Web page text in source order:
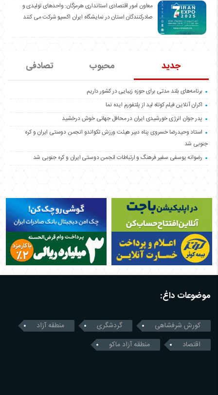
معاون امور اقتصادی استانداری هرمزگان: واحدهای تولیدی و
صادرکنندگان استان در نمایشگاه ایران اکسپو شرکت می کنند
جدید محبوب تصادفی
برنامه‌های بلند مدتی برای حوزه زیبایی در کشور داریم
اکران آنلاین فیلم کوتاه لید از پلتفورم ایده نما
پدر جوان انرژی خورشیدی ایران در محافل جهانی خوش درخشید
استاد وحیدرضا خسروی پناه دبیر هیئت ورزش تکواندو انجمن دوستی ایران و کره
جنوبی شد
رضوانه یوسفی سفیر فرهنگ و ارتباطات انجمن دوستی ایران و کره جنوبی شد
موضوعات داغ:
کورش شرفشاهی گردشگری
منطقه آزاد
اقتصاد
منطقه آزاد ماکو